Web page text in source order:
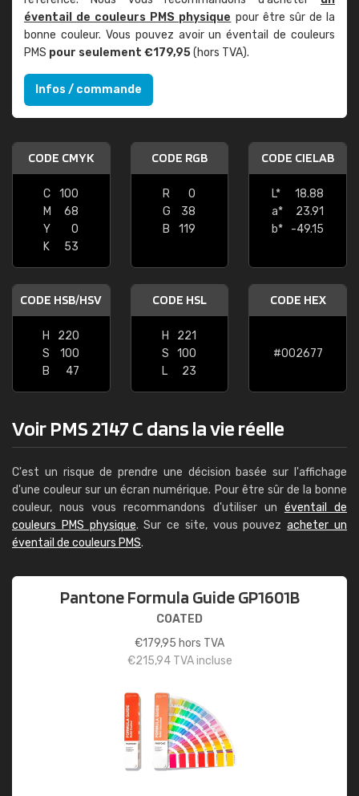
éventail de couleurs PMS physique pour être sûr de la
bonne couleur. Vous pouvez avoir un éventail de couleurs
PMS pour seulement €179,95(hors TVA).
Infos / commande
CODE CMYK
C
100
M
68
Y
0
K
53
CODE RGB
R
0
G
38
B
119
CODE CIELAB
L*
18.88
a*
23.91
b*
-49.15
CODE HSB/HSV
H
220
S
100
B
47
CODE HSL
H
221
S
100
L
23
CODE HEX
#002677
Voir PMS 2147 C dans la vie réelle
C'est un risque de prendre une décision basée sur l'affichage
d'une couleur sur un écran numérique. Pour être sûr de la bonne
couleur, nous vous recommandons d'utiliser un éventail de
couleurs PMS physique. Sur ce site, vous pouvezacheter un
éventail de couleurs PMS.
Pantone Formula Guide GP1601B
COATED
€179,95 hors TVA
€215,94TVA incluse